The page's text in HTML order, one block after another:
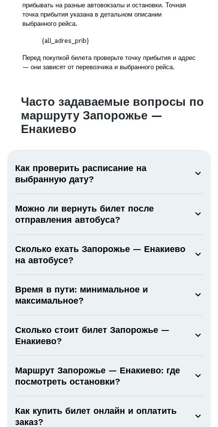
прибывать на разные автовокзалы и остановки. Точная
точка прибытия указана в детальном описании
выбранного рейса.
{all_adres_prib}
Перед покупкой билета проверьте точку прибытия и адрес
— они зависят от перевозчика и выбранного рейса.
Часто задаваемые вопросы по
маршруту Запорожье —
Енакиево
Как проверить расписание на
выбранную дату?
Можно ли вернуть билет после
отправления автобуса?
Сколько ехать Запорожье — Енакиево
на автобусе?
Время в пути: минимальное и
максимальное?
Сколько стоит билет Запорожье —
Енакиево?
Маршрут Запорожье — Енакиево: где
посмотреть остановки?
Как купить билет онлайн и оплатить
заказ?